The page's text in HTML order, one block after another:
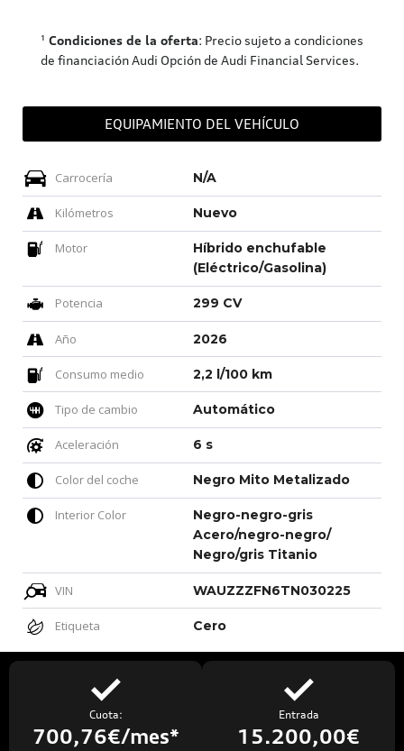
¹ Condiciones de la oferta: Precio sujeto a condiciones
de financiación Audi Opción de Audi Financial Services.
EQUIPAMIENTO DEL VEHÍCULO
Carrocería N/A
Kilómetros Nuevo
Motor
Híbrido enchufable
(Eléctrico/Gasolina)
Potencia 299 CV
Año 2026
Consumo medio 2,2 l/100 km
Tipo de cambio Automático
Aceleración 6 s
Color del coche Negro Mito Metalizado
Interior Color
Negro-negro-gris
Acero/negro-negro/
Negro/gris Titanio
VIN WAUZZZFN6TN030225
Etiqueta Cero
Cuota:
700,76€/mes*
Entrada
15.200,00€